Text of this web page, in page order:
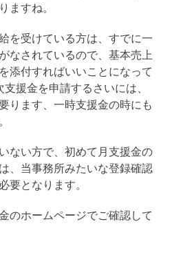
ますね。
を受けている方は、すでに一
なされているので、基本売上
添付すればいいことになって
援金を申請するさいには、
ります、一時支援金の時にも
ない方で、初めて月支援金の
、当事務所みたいな登録確認
要となります。
のホームページでご確認して